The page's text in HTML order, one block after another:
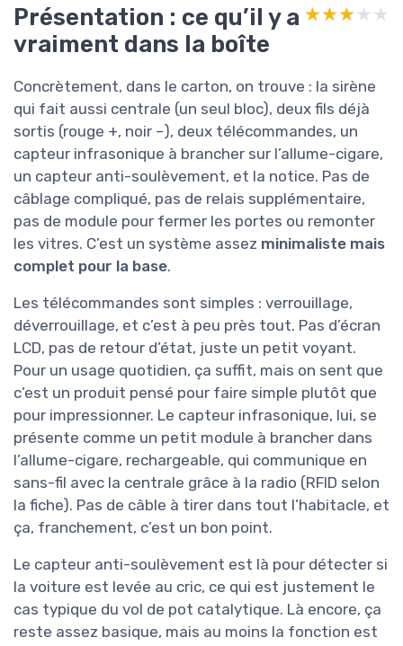
Présentation : ce qu’il y a
vraiment dans la boîte
★★★★★
★★★★★
Concrètement, dans le carton, on trouve : la sirène
qui fait aussi centrale (un seul bloc), deux fils déjà
sortis (rouge +, noir –), deux télécommandes, un
capteur infrasonique à brancher sur l’allume-cigare,
un capteur anti-soulèvement, et la notice. Pas de
câblage compliqué, pas de relais supplémentaire,
pas de module pour fermer les portes ou remonter
les vitres. C’est un système assez minimaliste mais
complet pour la base.
Les télécommandes sont simples : verrouillage,
déverrouillage, et c’est à peu près tout. Pas d’écran
LCD, pas de retour d’état, juste un petit voyant.
Pour un usage quotidien, ça suffit, mais on sent que
c’est un produit pensé pour faire simple plutôt que
pour impressionner. Le capteur infrasonique, lui, se
présente comme un petit module à brancher dans
l’allume-cigare, rechargeable, qui communique en
sans-fil avec la centrale grâce à la radio (RFID selon
la fiche). Pas de câble à tirer dans tout l’habitacle, et
ça, franchement, c’est un bon point.
Le capteur anti-soulèvement est là pour détecter si
la voiture est levée au cric, ce qui est justement le
cas typique du vol de pot catalytique. Là encore, ça
reste assez basique, mais au moins la fonction est